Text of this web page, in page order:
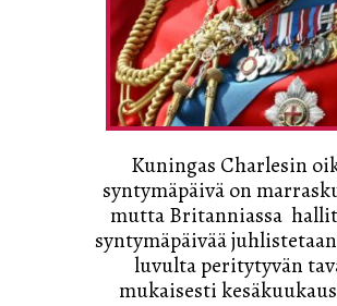
Kuningas Charlesin
syntymäpäivä on
mutta Britanniassa
syntymäpäivää
luvulta peritytyvän
mukaisesti